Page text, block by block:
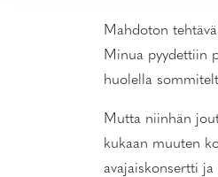
Mahdoton
Minua pyydettiin
huolella
Mutta niinhän
kukaan muuten
avajaiskonsertti